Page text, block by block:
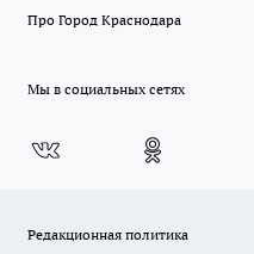
Про Город Краснодара
Мы в социальных сетях
Редакционная политика